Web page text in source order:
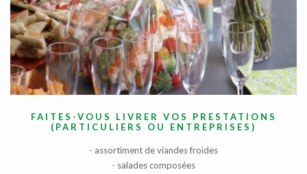
FAITES-VOUS LIVRER VOS PRESTATIONS
(PARTICULIERS OU ENTREPRISES)
- assortiment de viandes froides
- salades composées